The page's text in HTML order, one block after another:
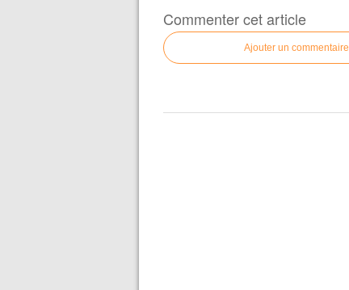
Commenter cet article
Ajouter un commentaire